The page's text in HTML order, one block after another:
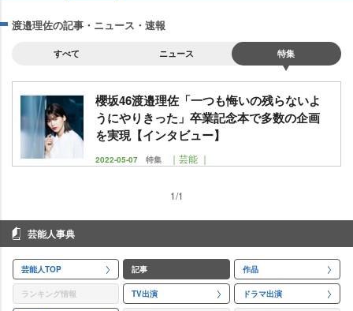
渡邉理佐の記事・ニュース・速報
すべて ニュース 特集
櫻坂46渡邉理佐「一つも悔いの残らないよ
うにやりきった」卒業記念本で多数の企画
を実現【インタビュー】
2022-05-07 特集 ｜芸能 ｜
1/1
芸能人事典
芸能人TOP 記事 作品
ランキング情報 TV出演 ドラマ出演